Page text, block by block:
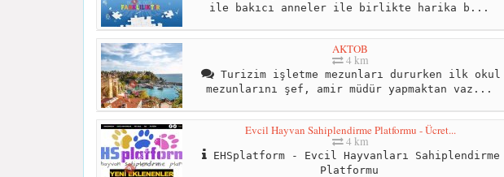
ile bakıcı anneler ile birlikte harika b...
AKTOB
4 km
Turizim işletme mezunları dururken ilk okul
mezunlarını şef, amir müdür yapmaktan vaz...
Evcil Hayvan Sahiplendirme Platformu - Ücret...
4 km
EHSplatform - Evcil Hayvanları Sahiplendirme
Platformu